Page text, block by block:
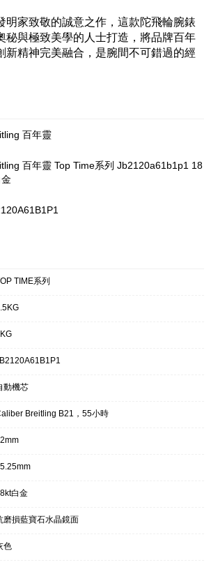
明家致敬的誠意之作，這款陀飛輪腕錶
秘與極致美學的人士打造，將品牌百年
新精神完美融合，是腕間不可錯過的經
百年靈
百年靈 Top Time系列 Jb2120a61b1p1 18
TIME系列
動機芯
Breitling B21，55小時
白金
磨損藍寶石水晶鏡面
色